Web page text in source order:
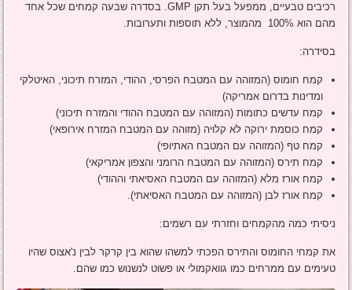
רכיבים טבעיים, ממפעל בעל תקן GMP. בסדרה שבעה קמחים שכל אחד
מהם הוא 100% מהמוצר, ללא תוספות ותערובות.
בסידרה:
קמח חומוס (המזוהה עם המטבח הפרסי, ההודי, המזרח תיכוני, האיטלקי
ומדינות בדרום אמריקה)
קמח עדשים כתומות (המזוהה עם המטבח ההודי והמזרח תיכוני)
קמח כוסמת ירוקה לא קלויה (מזוהה עם המטבח המזרח אירופאי)
קמח טף (המזוהה עם המטבח האתיופי)
קמח תירס (המזוהה עם המטבח הרומני והצפון אמריקאי)
קמח אורז מלא (המזוהה עם המטבח האסיאתי וההודי)
קמח אורז לבן (המזוהה עם המטבח האסיאתי).
ניסיתי כמה מהקמחים וחזרתי עם רשמים:
את קמחי החומוס והתירס הפכתי למשהו שהוא בין קרקר לבין נ'אצוס שהיו
טעימים עם ממרחים כמו גוואקמולי או פשוט לנשנוש כמו שהם.